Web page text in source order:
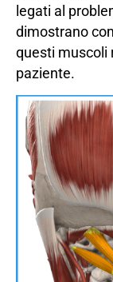
legati al
dimostrano
questi muscoli
paziente.